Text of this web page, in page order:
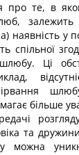
про те, в
залежить
наявність у
спільної
Ці
більше
та
можна